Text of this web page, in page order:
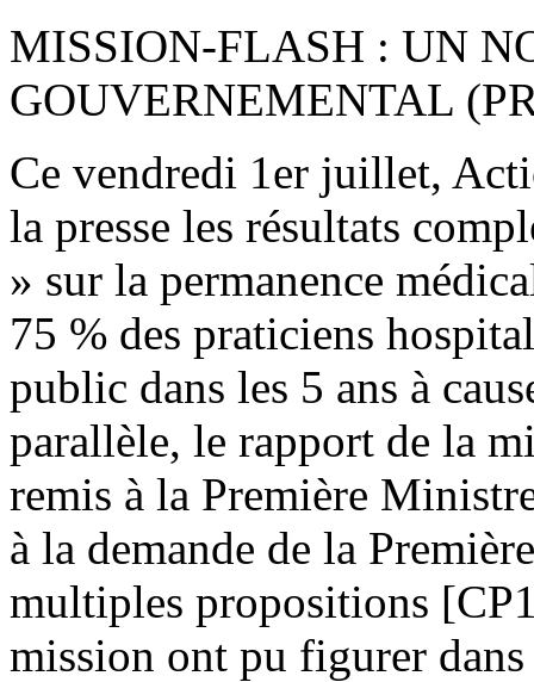
MISSION-FLASH : UN
GOUVERNEMENTAL
Ce vendredi 1er juillet,
la presse les résultats
» sur la permanence
75 % des praticiens
public dans les 5 ans à
parallèle, le rapport de la
remis à la Première
à la demande de la
multiples propositions
mission ont pu figurer